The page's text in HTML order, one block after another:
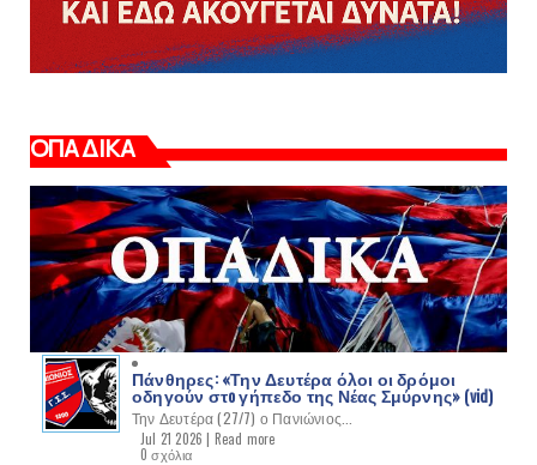
ΟΠΑΔΙΚΑ
Πάνθηρες: «Την Δευτέρα όλοι οι δρόμοι
οδηγούν στo γήπεδο της Νέας Σμύρνης» (vid)
Την Δευτέρα (27/7) ο Πανιώνιος...
Jul 21 2026 | Read more
0 σχόλια